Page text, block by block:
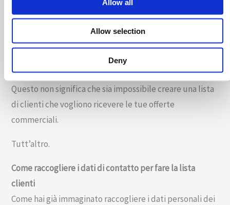
Allow all
Allow selection
Deny
Per non incorrere in rischi legali e multe incredibili devi
chiedere esplicita autorizzazione prima di qualsiasi
comunicazione di commerciale.
Questo non significa che sia impossibile creare una lista
di clienti che vogliono ricevere le tue offerte
commerciali.
Tutt’altro.
Come raccogliere i dati di contatto per fare la lista
clienti
Come hai già immaginato raccogliere i dati personali dei